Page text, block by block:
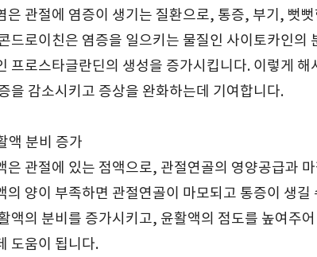
은 관절에 염증이 생기는 질환으로, 통증, 부기, 뻣
드로이친은 염증을 일으키는 물질인 사이토카인의
프로스타글란딘의 생성을 증가시킵니다. 이렇게
을 감소시키고 증상을 완화하는데 기여합니다.
액 분비 증가
은 관절에 있는 점액으로, 관절연골의 영양공급과
의 양이 부족하면 관절연골이 마모되고 통증이 생
액의 분비를 증가시키고, 윤활액의 점도를 높여주
도움이 됩니다.